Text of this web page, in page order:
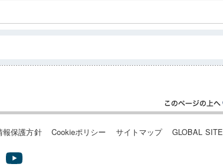
報保護方針 Cookieポリシー サイトマップ GLOBAL SITE